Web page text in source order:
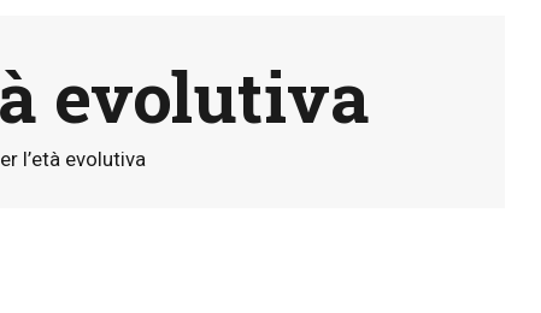
evolutiva
l’età evolutiva